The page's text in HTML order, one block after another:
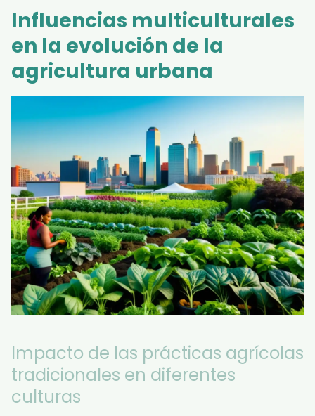
Influencias multiculturales
en la evolución de la
agricultura urbana
Impacto de las prácticas agrícolas
tradicionales en diferentes
culturas